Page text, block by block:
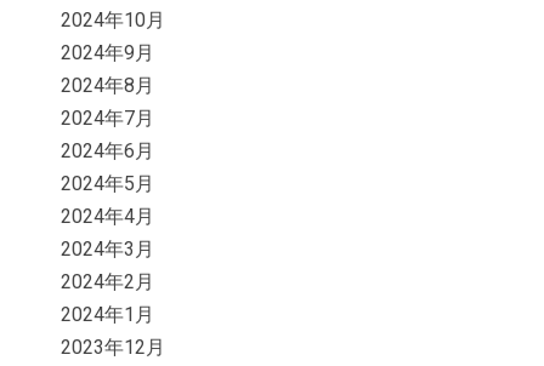
2024年10月
2024年9月
2024年8月
2024年7月
2024年6月
2024年5月
2024年4月
2024年3月
2024年2月
2024年1月
2023年12月